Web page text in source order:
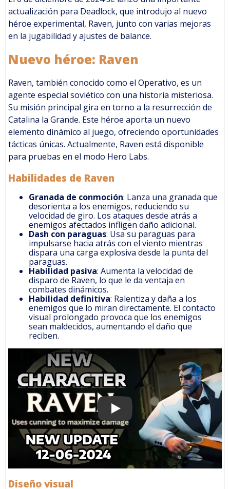
actualización para Deadlock, que introdujo al nuevo
héroe experimental, Raven, junto con varias mejoras
en la jugabilidad y ajustes de balance.
Nuevo héroe: Raven
Raven, también conocido como el Operativo, es un
agente especial soviético con una historia misteriosa.
Su misión principal gira en torno a la resurrección de
Catalina la Grande. Este héroe aporta un nuevo
elemento dinámico al juego, ofreciendo oportunidades
tácticas únicas. Actualmente, Raven está disponible
para pruebas en el modo Hero Labs.
Habilidades de Raven
Granada de conmoción: Lanza una granada que
desorienta a los enemigos, reduciendo su
velocidad de giro. Los ataques desde atrás a
enemigos afectados infligen daño adicional.
Dash con paraguas: Usa su paraguas para
impulsarse hacia atrás con el viento mientras
dispara una carga explosiva desde la punta del
paraguas.
Habilidad pasiva: Aumenta la velocidad de
disparo de Raven, lo que le da ventaja en
combates dinámicos.
Habilidad definitiva: Ralentiza y daña a los
enemigos que lo miran directamente. El contacto
visual prolongado provoca que los enemigos
sean maldecidos, aumentando el daño que
reciben.
PLAY
Diseño visual